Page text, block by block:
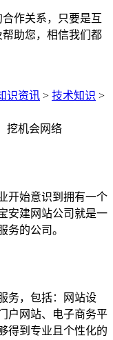
作关系，只要是互
助您，相信我们都
识资讯 > 技术知识 >
挖机会网络
开始意识到拥有一个
安建网站公司就是一
务的公司。
务，包括：网站设
户网站、电子商务平
得到专业且个性化的